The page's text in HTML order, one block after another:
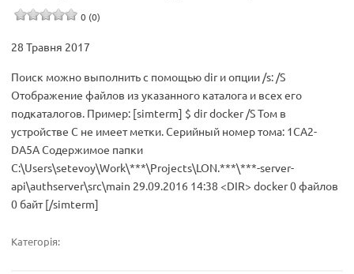
0 (0)
28 Травня 2017
Поиск можно выполнить с помощью dir и опции /s: /S
Отображение файлов из указанного каталога и всех его
подкаталогов. Пример: [simterm] $ dir docker /S Том в
устройстве C не имеет метки. Серийный номер тома: 1CA2-
DA5A Содержимое папки
C:\Users\setevoy\Work\***\Projects\LON.***\***-server-
api\authserver\src\main 29.09.2016 14:38 <DIR> docker 0 файлов
0 байт [/simterm]
Категорія: